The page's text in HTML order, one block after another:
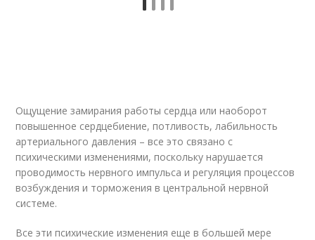
Ощущение замирания работы сердца или наоборот
повышенное сердцебиение, потливость, лабильность
артериального давления – все это связано с
психическими изменениями, поскольку нарушается
проводимость нервного импульса и регуляция процессов
возбуждения и торможения в центральной нервной
системе.
Все эти психические изменения еще в большей мере